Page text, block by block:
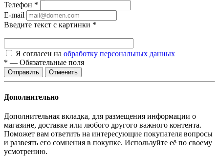
Телефон *
E-mail
Введите текст с картинки *
Я согласен на обработку персональных данных
* — Обязательные поля
Отменить
Дополнительно
Дополнительная вкладка, для размещения информации о
магазине, доставке или любого другого важного контента.
Поможет вам ответить на интересующие покупателя вопросы
и развеять его сомнения в покупке. Используйте её по своему
усмотрению.